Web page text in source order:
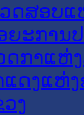
ດສອບແ
ຍະການ
ດກາແຫ່
ແດງແຫ່
ງ